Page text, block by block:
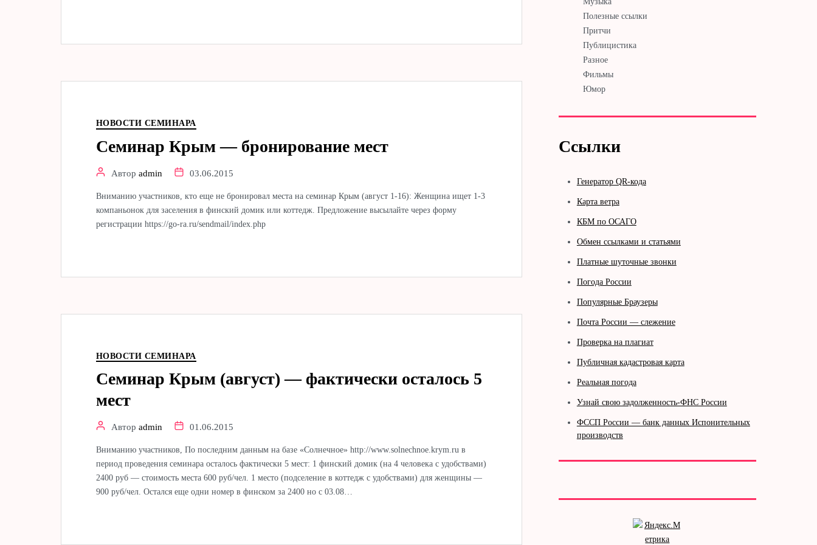
НОВОСТИ СЕМИНАРА
Семинар Крым — бронирование мест
Автор admin 03.06.2015
Вниманию участников, кто еще не бронировал места на семинар Крым (август 1-16): Женщина ищет 1-3
компаньонок для заселения в финский домик или коттедж. Предложение высылайте через форму
регистрации https://go-ra.ru/sendmail/index.php
НОВОСТИ СЕМИНАРА
Семинар Крым (август) — фактически осталось 5
мест
Автор admin 01.06.2015
Вниманию участников, По последним данным на базе «Солнечное» http://www.solnechnoe.krym.ru в
период проведения семинара осталось фактически 5 мест: 1 финский домик (на 4 человека с удобствами)
2400 руб — стоимость места 600 руб/чел. 1 место (подселение в коттедж с удобствами) для женщины —
900 руб/чел. Остался еще одни номер в финском за 2400 но с 03.08…
Полезные ссылки
Притчи
Публицистика
Разное
Фильмы
Юмор
Ссылки
Генератор QR-кода
Карта ветра
КБМ по ОСАГО
Обмен ссылками и статьями
Платные шуточные звонки
Погода России
Популярные Браузеры
Почта России — слежение
Проверка на плагиат
Публичная кадастровая карта
Реальная погода
Узнай свою задолженность-ФНС России
ФССП России — банк данных Испонительных
производств